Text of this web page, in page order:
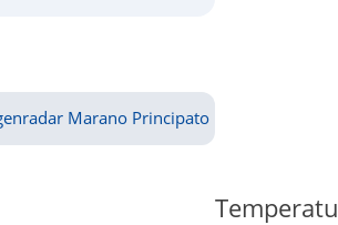
Marano Principato